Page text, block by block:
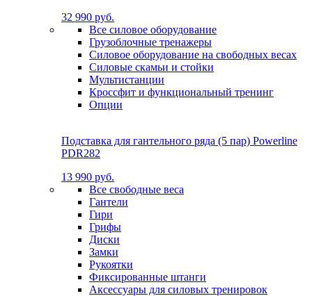
32 990 руб.
Все силовое оборудование
Грузоблочные тренажеры
Силовое оборудование на свободных весах
Силовые скамьи и стойки
Мультистанции
Кроссфит и функциональный тренинг
Опции
Подставка для гантельного ряда (5 пар) Powerline
PDR282
13 990 руб.
Все свободные веса
Гантели
Гири
Грифы
Диски
Замки
Рукоятки
Фиксированные штанги
Аксессуары для силовых тренировок